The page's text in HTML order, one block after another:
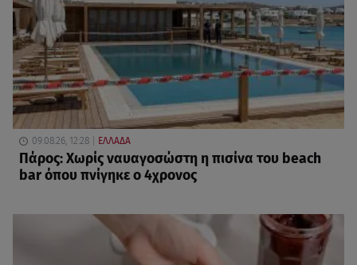
09.08.26, 12:28 ΕΛΛΑΔΑ
Πάρος: Χωρίς ναυαγοσώστη η πισίνα του beach
bar όπου πνίγηκε ο 4χρονος